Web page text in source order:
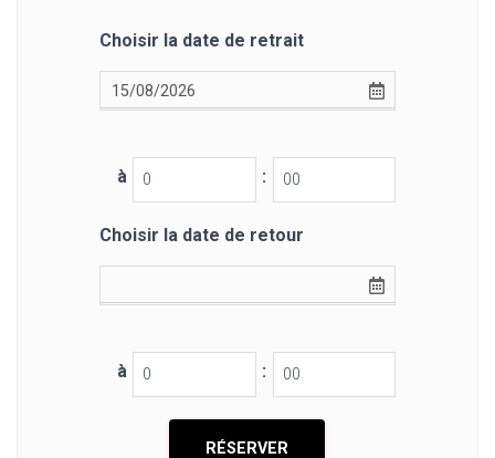
Choisir la date de retrait
à :
Choisir la date de retour
à :